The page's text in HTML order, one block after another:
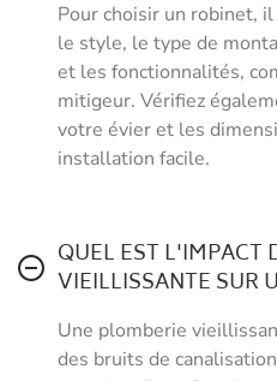
Pour choisir un robinet,
le style, le type de
et les fonctionnalités,
mitigeur. Vérifiez
votre évier et les
installation facile.
QUEL EST L'IMPACT
VIEILLISSANTE SUR
Une plomberie
des bruits de